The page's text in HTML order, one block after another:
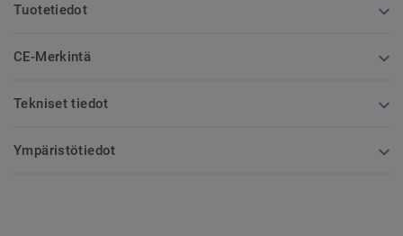
Tuotetiedot
CE-Merkintä
Tekniset tiedot
Ympäristötiedot